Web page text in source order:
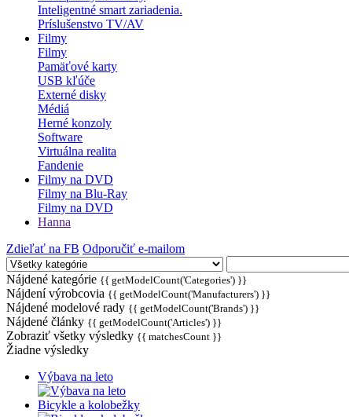
Inteligentné smart zariadenia.
Príslušenstvo TV/AV
Filmy
Filmy
Pamäťové karty
USB kľúče
Externé disky
Médiá
Herné konzoly
Software
Virtuálna realita
Fandenie
Filmy na DVD
Filmy na Blu-Ray
Filmy na DVD
Hanna
Zdieľať na FB Odporučiť e-mailom
Nájdené kategórie {{ getModelCount('Categories') }}
Nájdení výrobcovia {{ getModelCount('Manufacturers') }}
Nájdené modelové rady {{ getModelCount('Brands') }}
Nájdené články {{ getModelCount('Articles') }}
Zobraziť všetky výsledky {{ matchesCount }}
Žiadne výsledky
Výbava na leto
Bicykle a kolobežky